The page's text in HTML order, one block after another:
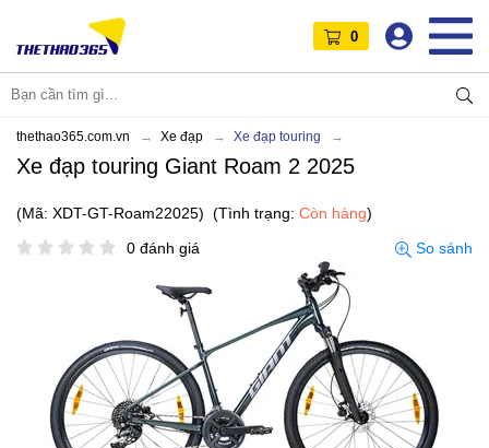
0
thethao365.com.vn Xe đạp Xe đạp touring
Xe đạp touring Giant Roam 2 2025
(Mã: XDT-GT-Roam22025) (Tình trạng: Còn hàng)
0 đánh giá
So sánh